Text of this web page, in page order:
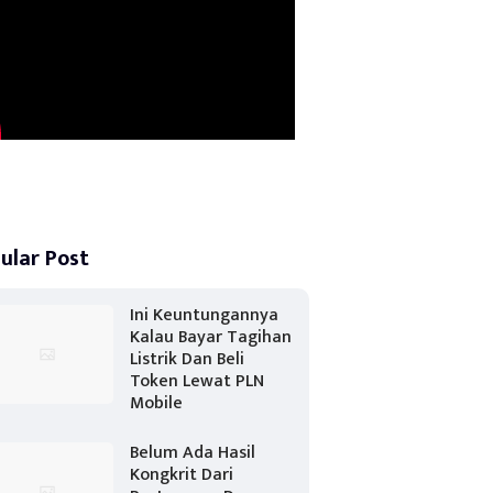
Post
Ini Keuntungannya
Kalau Bayar Tagihan
Listrik Dan Beli
Token Lewat PLN
Mobile
Belum Ada Hasil
Kongkrit Dari